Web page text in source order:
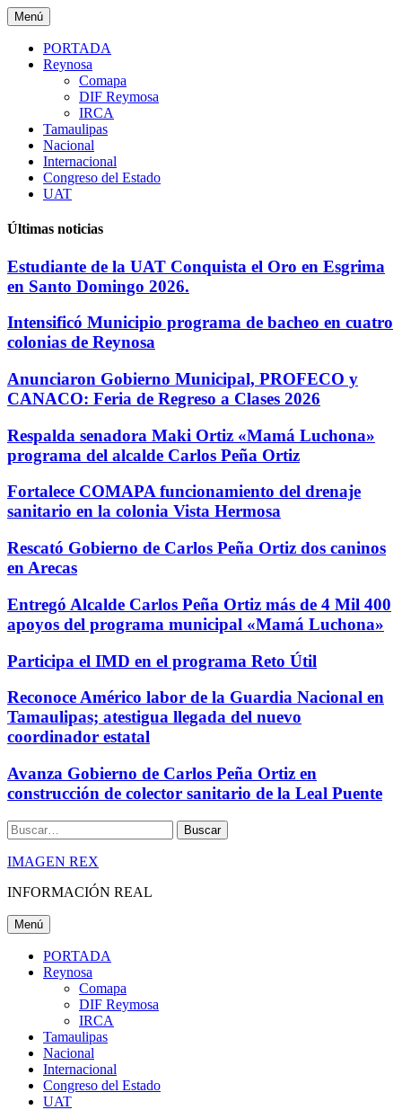
Saltar
al
contenido
Menú
PORTADA
Reynosa
Comapa
DIF Reymosa
IRCA
Tamaulipas
Nacional
Internacional
Congreso del Estado
UAT
Últimas noticias
Estudiante de la UAT Conquista el Oro en Esgrima
en Santo Domingo 2026.
Intensificó Municipio programa de bacheo en cuatro
colonias de Reynosa
Anunciaron Gobierno Municipal, PROFECO y
CANACO: Feria de Regreso a Clases 2026
Respalda senadora Maki Ortiz «Mamá Luchona»
programa del alcalde Carlos Peña Ortiz
Fortalece COMAPA funcionamiento del drenaje
sanitario en la colonia Vista Hermosa
Rescató Gobierno de Carlos Peña Ortiz dos caninos
en Arecas
Entregó Alcalde Carlos Peña Ortiz más de 4 Mil 400
apoyos del programa municipal «Mamá Luchona»
Participa el IMD en el programa Reto Útil
Reconoce Américo labor de la Guardia Nacional en
Tamaulipas; atestigua llegada del nuevo
coordinador estatal
Avanza Gobierno de Carlos Peña Ortiz en
construcción de colector sanitario de la Leal Puente
Buscar
IMAGEN REX
INFORMACIÓN REAL
Menú
PORTADA
Reynosa
Comapa
DIF Reymosa
IRCA
Tamaulipas
Nacional
Internacional
Congreso del Estado
UAT